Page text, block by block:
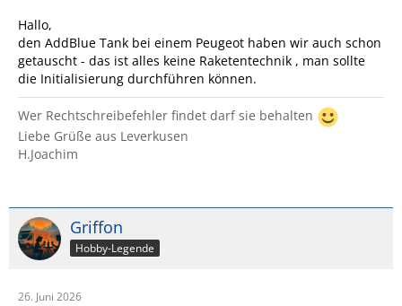
Hallo,
den AddBlue Tank bei einem Peugeot haben wir auch schon
getauscht - das ist alles keine Raketentechnik , man sollte
die Initialisierung durchführen können.
Wer Rechtschreibefehler findet darf sie behalten
Liebe Grüße aus Leverkusen
H.Joachim
Griffon
Hobby-Legende
26. Juni 2026